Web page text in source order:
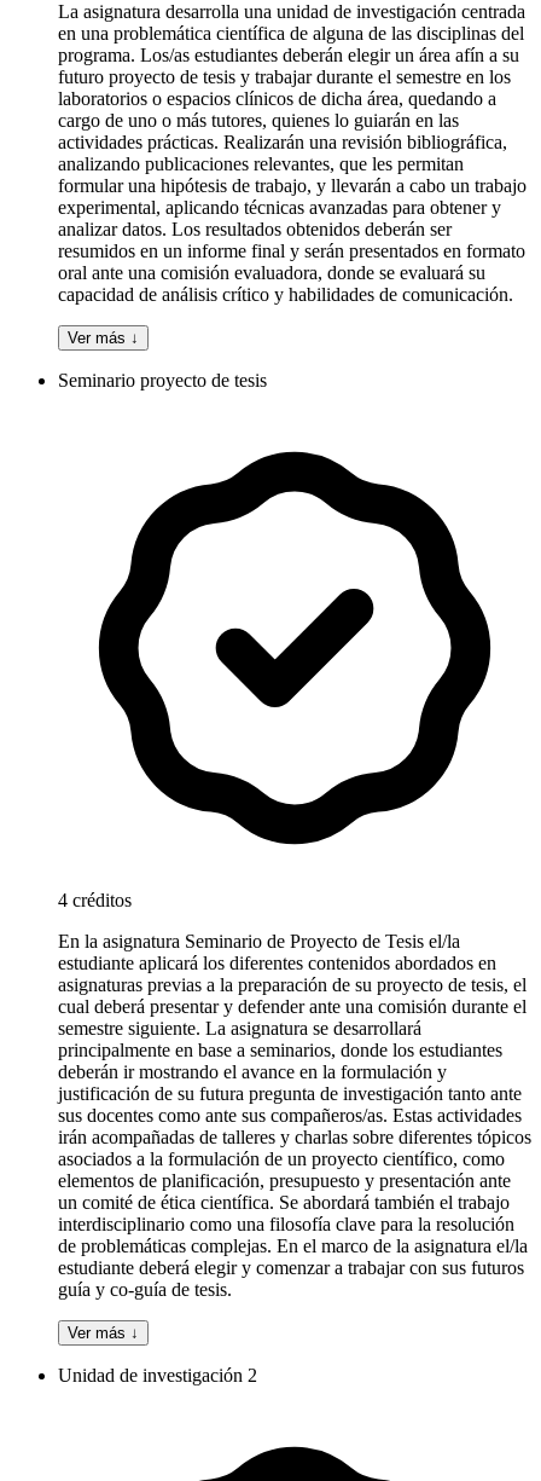
La asignatura desarrolla una unidad de investigación centrada
en una problemática científica de alguna de las disciplinas del
programa. Los/as estudiantes deberán elegir un área afín a su
futuro proyecto de tesis y trabajar durante el semestre en los
laboratorios o espacios clínicos de dicha área, quedando a
cargo de uno o más tutores, quienes lo guiarán en las
actividades prácticas. Realizarán una revisión bibliográfica,
analizando publicaciones relevantes, que les permitan
formular una hipótesis de trabajo, y llevarán a cabo un trabajo
experimental, aplicando técnicas avanzadas para obtener y
analizar datos. Los resultados obtenidos deberán ser
resumidos en un informe final y serán presentados en formato
oral ante una comisión evaluadora, donde se evaluará su
capacidad de análisis crítico y habilidades de comunicación.
Ver más ↓
Seminario proyecto de tesis
4 créditos
En la asignatura Seminario de Proyecto de Tesis el/la
estudiante aplicará los diferentes contenidos abordados en
asignaturas previas a la preparación de su proyecto de tesis, el
cual deberá presentar y defender ante una comisión durante el
semestre siguiente. La asignatura se desarrollará
principalmente en base a seminarios, donde los estudiantes
deberán ir mostrando el avance en la formulación y
justificación de su futura pregunta de investigación tanto ante
sus docentes como ante sus compañeros/as. Estas actividades
irán acompañadas de talleres y charlas sobre diferentes tópicos
asociados a la formulación de un proyecto científico, como
elementos de planificación, presupuesto y presentación ante
un comité de ética científica. Se abordará también el trabajo
interdisciplinario como una filosofía clave para la resolución
de problemáticas complejas. En el marco de la asignatura el/la
estudiante deberá elegir y comenzar a trabajar con sus futuros
guía y co-guía de tesis.
Ver más ↓
Unidad de investigación 2